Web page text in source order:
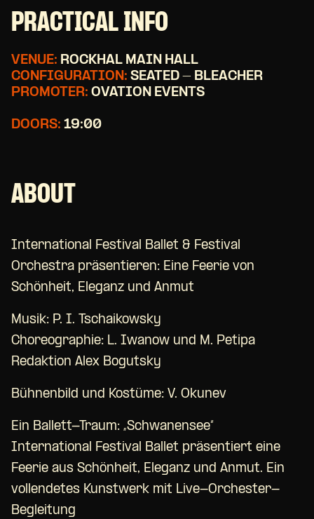
PRACTICAL INFO
VENUE: ROCKHAL MAIN HALL
CONFIGURATION: SEATED - BLEACHER
PROMOTER: OVATION EVENTS
DOORS: 19:00
ABOUT
International Festival Ballet & Festival
Orchestra präsentieren: Eine Feerie von
Schönheit, Eleganz und Anmut
Musik: P. I. Tschaikowsky
Choreographie: L. Iwanow und M. Petipa
Redaktion Alex Bogutsky
Bühnenbild und Kostüme: V. Okunev
Ein Ballett-Traum: „Schwanensee“
International Festival Ballet präsentiert eine
Feerie aus Schönheit, Eleganz und Anmut. Ein
vollendetes Kunstwerk mit Live-Orchester-
Begleitung